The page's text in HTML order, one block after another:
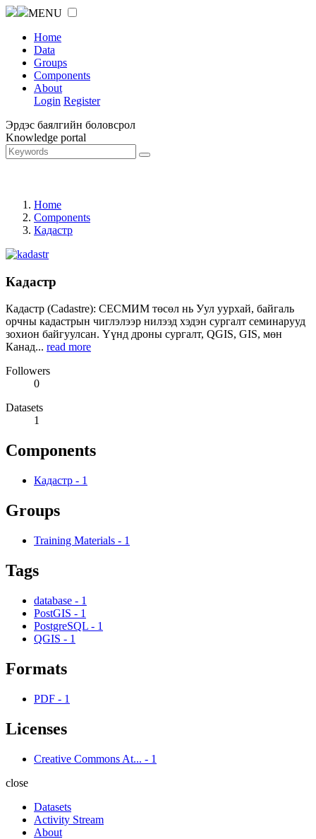
MENU
Home
Data
Groups
Components
About
Login Register
Эрдэс баялгийн боловсрол
Knowledge portal
Home
Components
Кадастр
Кадастр
Кадастр (Cadastre): СЕСМИМ төсөл нь Уул уурхай, байгаль
орчны кадастрын чиглэлээр нилээд хэдэн сургалт семинарууд
зохион байгуулсан. Үүнд дроны сургалт, QGIS, GIS, мөн
Канад... read more
Followers
0
Datasets
1
Components
Кадастр - 1
Groups
Training Materials - 1
Tags
database - 1
PostGIS - 1
PostgreSQL - 1
QGIS - 1
Formats
PDF - 1
Licenses
Creative Commons At... - 1
close
Datasets
Activity Stream
About